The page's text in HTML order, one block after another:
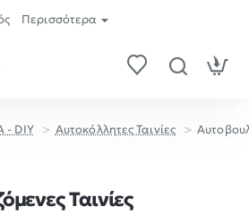
Περισσότερα
- DIY Αυτοκόλλητες Ταινίες
Ταινίες